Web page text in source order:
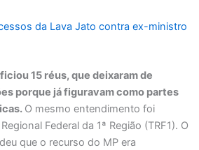
da Lava Jato contra ex-ministro
15 réus, que deixaram de
porque já figuravam como partes
O mesmo entendimento foi
Federal da 1ª Região (TRF1). O
que o recurso do MP era